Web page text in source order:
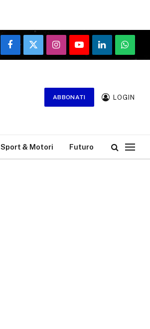
Facebook
X
(Twitter)
InstagramYouTubeLinkedIn
ABBONATI LOGIN
Sport & Motori Futuro